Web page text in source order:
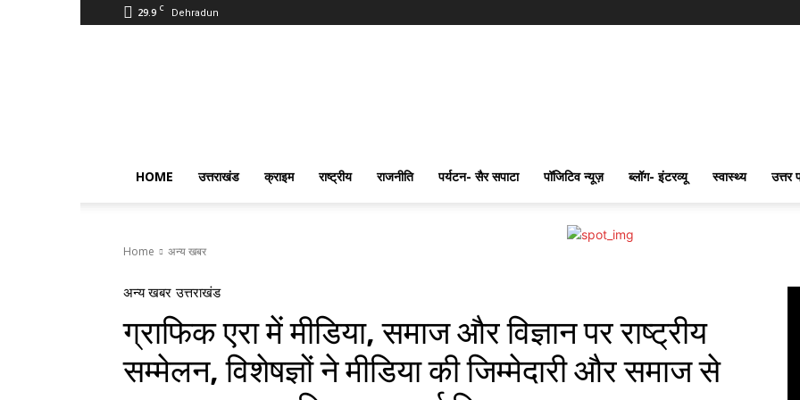
29.9 C Dehradun
HOME उत्तराखंड क्राइम राष्ट्रीय राजनीति पर्यटन- सैर सपाटा पॉजिटिव न्यूज़ ब्लॉग- इंटरव्यू स्वास्थ्य उत्तर
Home अन्य खबर
अन्य खबर उत्तराखंड
ग्राफिक एरा में मीडिया, समाज और विज्ञान पर राष्ट्रीय
सम्मेलन, विशेषज्ञों ने मीडिया की जिम्मेदारी और समाज से